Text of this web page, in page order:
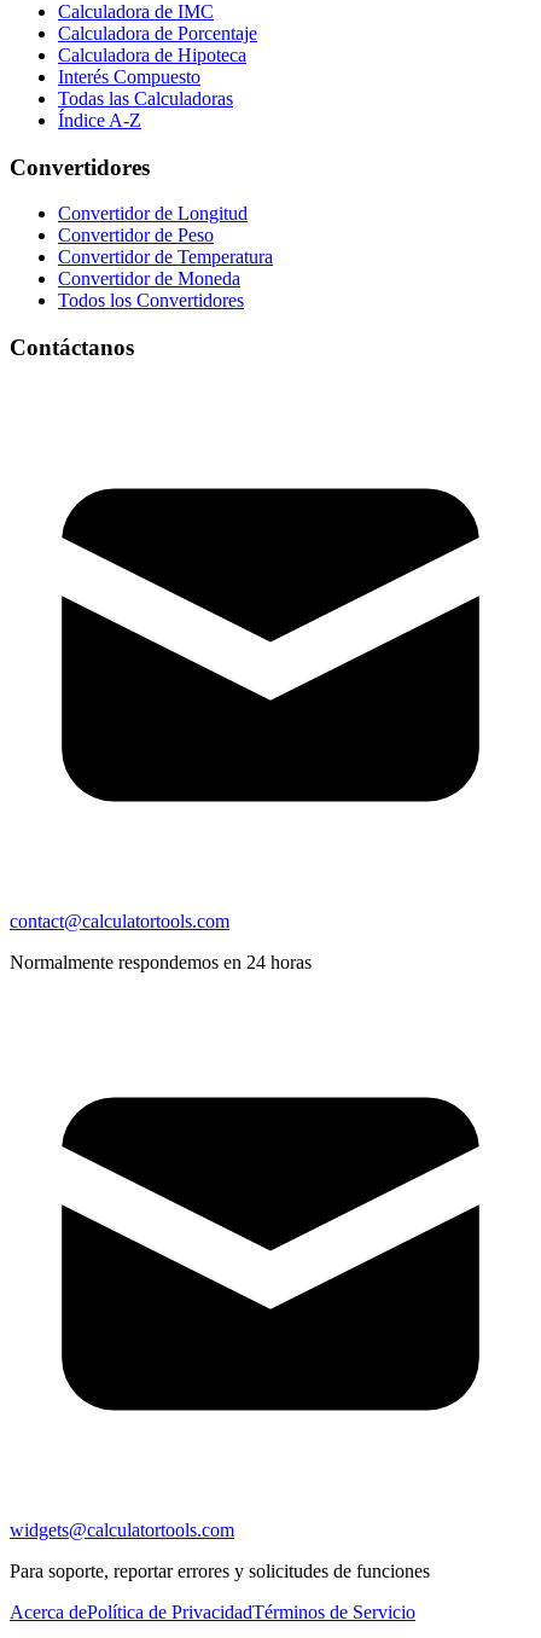
Calculadora de IMC
Calculadora de Porcentaje
Calculadora de Hipoteca
Interés Compuesto
Todas las Calculadoras
Índice A-Z
Convertidores
Convertidor de Longitud
Convertidor de Peso
Convertidor de Temperatura
Convertidor de Moneda
Todos los Convertidores
Contáctanos
contact@calculatortools.com
Normalmente respondemos en 24 horas
widgets@calculatortools.com
Para soporte, reportar errores y solicitudes de funciones
Acerca dePolítica de PrivacidadTérminos de Servicio